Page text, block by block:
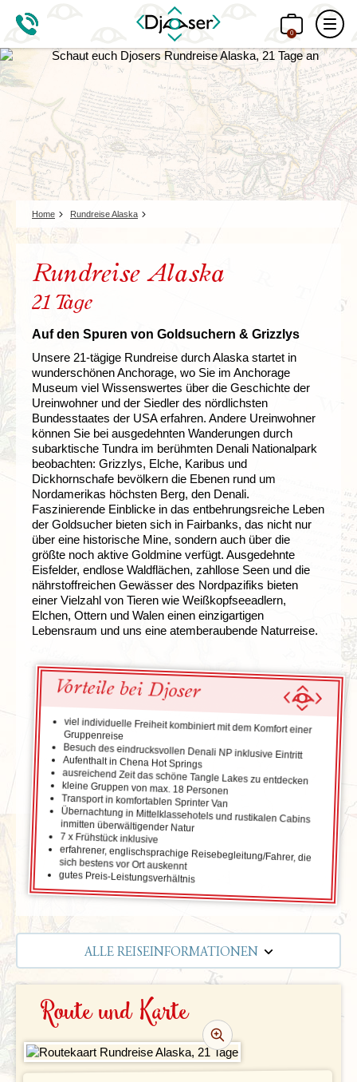
0
Home Rundreise Alaska
Rundreise Alaska
21 Tage
Auf den Spuren von Goldsuchern & Grizzlys
Unsere 21-tägige Rundreise durch Alaska startet in
wunderschönen Anchorage, wo Sie im Anchorage
Museum viel Wissenswertes über die Geschichte der
Ureinwohner und der Siedler des nördlichsten
Bundesstaates der USA erfahren. Andere Ureinwohner
können Sie bei ausgedehnten Wanderungen durch
subarktische Tundra im berühmten Denali Nationalpark
beobachten: Grizzlys, Elche, Karibus und
Dickhornschafe bevölkern die Ebenen rund um
Nordamerikas höchsten Berg, den Denali.
Faszinierende Einblicke in das entbehrungsreiche Leben
der Goldsucher bieten sich in Fairbanks, das nicht nur
über eine historische Mine, sondern auch über die
größte noch aktive Goldmine verfügt. Ausgedehnte
Eisfelder, endlose Waldflächen, zahllose Seen und die
nährstoffreichen Gewässer des Nordpazifiks bieten
einer Vielzahl von Tieren wie Weißkopfseeadlern,
Elchen, Ottern und Walen einen einzigartigen
Lebensraum und uns eine atemberaubende Naturreise.
Vorteile bei Djoser
viel individuelle Freiheit kombiniert mit dem Komfort einer
Gruppenreise
Besuch des eindrucksvollen Denali NP inklusive Eintritt
Aufenthalt in Chena Hot Springs
ausreichend Zeit das schöne Tangle Lakes zu entdecken
kleine Gruppen von max. 18 Personen
Transport in komfortablen Sprinter Van
Übernachtung in Mittelklassehotels und rustikalen Cabins
inmitten überwältigender Natur
7 x Frühstück inklusive
erfahrener, englischsprachige Reisebegleitung/Fahrer, die
sich bestens vor Ort auskennt
gutes Preis-Leistungsverhältnis
ALLE REISEINFORMATIONEN
REISEVERLAUF
TERMINE | PREISE
PRAKTISCHE INFOS
Route und Karte